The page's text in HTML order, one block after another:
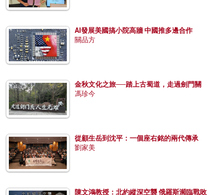
AI發展美國搞小院高牆 中國推多邊合作
關品方
金秋文化之旅──踏上古蜀道，走過劍門關
馮珍今
從顧生岳到沈平：一個座右銘的兩代傳承
劉家美
陳文鴻教授：北約縱深空襲 俄羅斯瀕臨戰敗